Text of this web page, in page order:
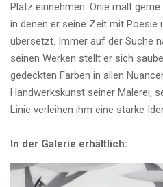
Platz einnehmen. Onie malt
in denen er seine Zeit mit Poesie
übersetzt. Immer auf der Suche
seinen Werken stellt er sich
gedeckten Farben in allen
Handwerkskunst seiner Malerei,
Linie verleihen ihm eine starke
In der Galerie erhältlich: